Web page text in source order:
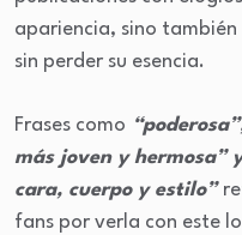
apariencia, sino
sin perder su esencia.
Frases como
más joven y hermosa”
cara, cuerpo y estilo”
fans por verla con este